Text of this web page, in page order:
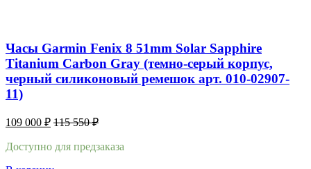
Часы Garmin Fenix 8 51mm Solar Sapphire
Titanium Carbon Gray (темно-серый корпус,
черный силиконовый ремешок арт. 010-02907-
11)
109 000 ₽ 115 550₽
Доступно для предзаказа